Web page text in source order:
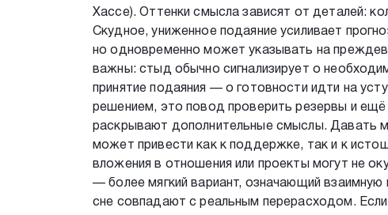
Хассе). Оттенки смысла зависят от деталей:
Скудное, униженное подаяние усиливает
но одновременно может указывать на
важны: стыд обычно сигнализирует о
принятие подаяния — о готовности идти на
решением, это повод проверить резервы и
раскрывают дополнительные смыслы. Давать
может привести как к поддержке, так и к
вложения в отношения или проекты могут не
— более мягкий вариант, означающий
сне совпадают с реальным перерасходом.